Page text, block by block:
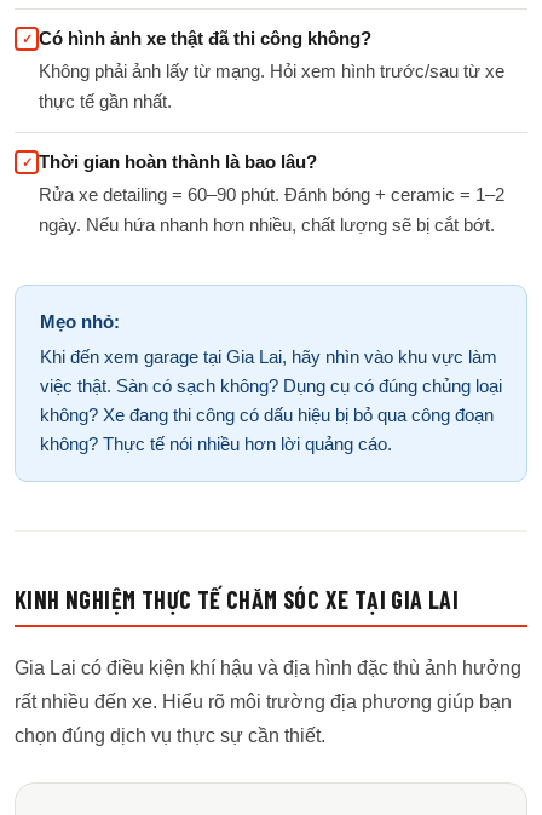
✓ Có hình ảnh xe thật đã thi công không?
Không phải ảnh lấy từ mạng. Hỏi xem hình trước/sau từ xe
thực tế gần nhất.
✓ Thời gian hoàn thành là bao lâu?
Rửa xe detailing = 60–90 phút. Đánh bóng + ceramic = 1–2
ngày. Nếu hứa nhanh hơn nhiều, chất lượng sẽ bị cắt bớt.
Mẹo nhỏ:
Khi đến xem garage tại Gia Lai, hãy nhìn vào khu vực làm
việc thật. Sàn có sạch không? Dụng cụ có đúng chủng loại
không? Xe đang thi công có dấu hiệu bị bỏ qua công đoạn
không? Thực tế nói nhiều hơn lời quảng cáo.
KINH NGHIỆM THỰC TẾ CHĂM SÓC XE TẠI GIA LAI
Gia Lai có điều kiện khí hậu và địa hình đặc thù ảnh hưởng
rất nhiều đến xe. Hiểu rõ môi trường địa phương giúp bạn
chọn đúng dịch vụ thực sự cần thiết.